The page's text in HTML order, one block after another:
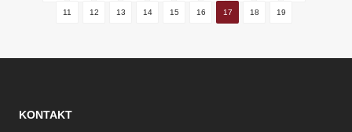
11 12 13 14 15 16 17 18 19
KONTAKT